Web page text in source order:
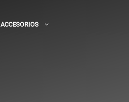
ACCESORIOS